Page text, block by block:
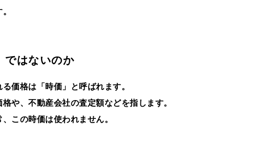
ではないのか
価格は「時価」と呼ばれます。
や、不動産会社の査定額などを指します。
この時価は使われません。